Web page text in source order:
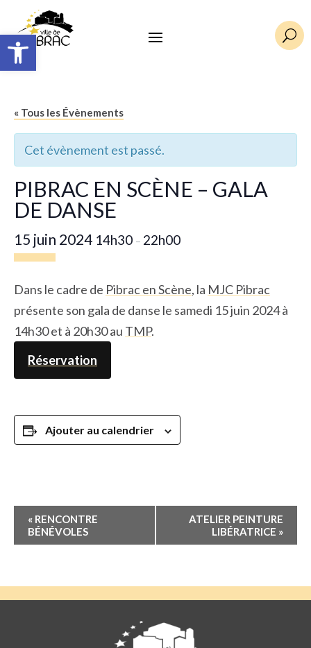
Ouvrir la barre d’outils U
« Tous les Évènements
Cet évènement est passé.
PIBRAC EN SCÈNE – GALA
DE DANSE
15 juin 2024 14h30 – 22h00
Dans le cadre de Pibrac en Scène, la MJC Pibrac
présente son gala de danse le samedi 15 juin 2024 à
14h30 et à 20h30 au TMP.
Réservation
Ajouter au calendrier
Navigation
Évènement
« RENCONTRE
BÉNÉVOLES
ATELIER PEINTURE
LIBÉRATRICE »